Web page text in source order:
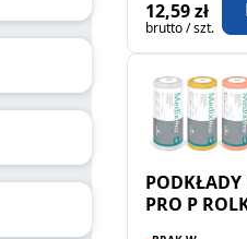
12,59 zł
brutto / szt.
PODKŁADY
PRO P